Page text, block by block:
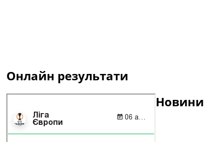
Онлайн результати
Новини